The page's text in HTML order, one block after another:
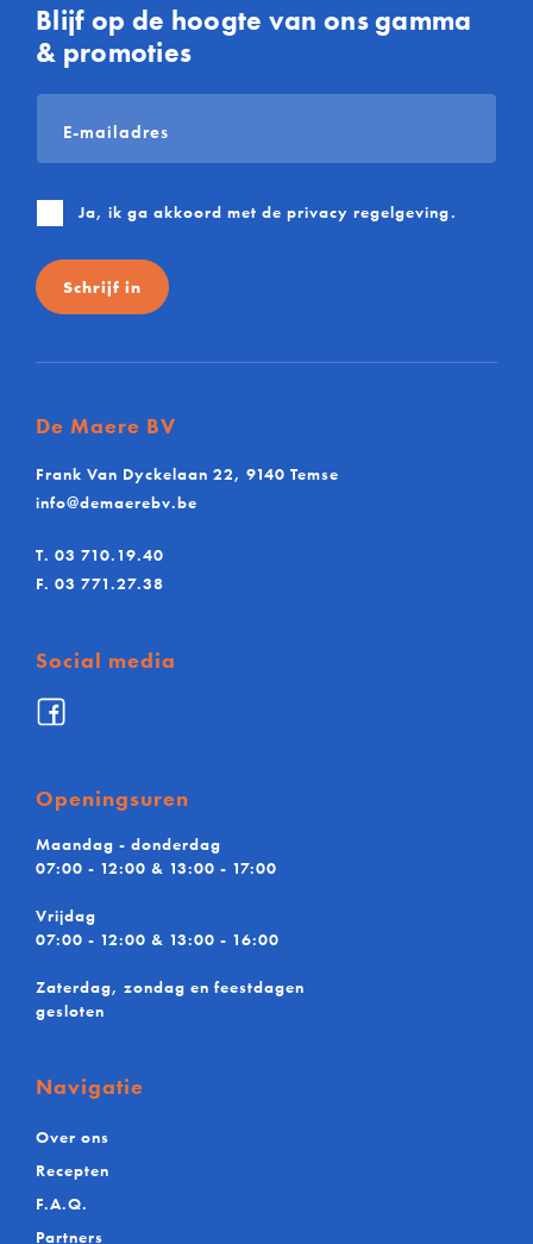
Blijf op de hoogte van ons gamma
& promoties
E-
mailadres
Ja, ik ga akkoord met de privacy regelgeving.
Schrijf in
De Maere BV
Frank Van Dyckelaan 22, 9140 Temse
info@demaerebv.be
T. 03 710.19.40
F. 03 771.27.38
Social media
Facebook
De
Openingsuren
Maandag - donderdag
07:00 - 12:00 & 13:00 - 17:00
Vrijdag
07:00 - 12:00 & 13:00 - 16:00
Zaterdag, zondag en feestdagen
gesloten
Navigatie
Over ons
Recepten
F.A.Q.
Partners